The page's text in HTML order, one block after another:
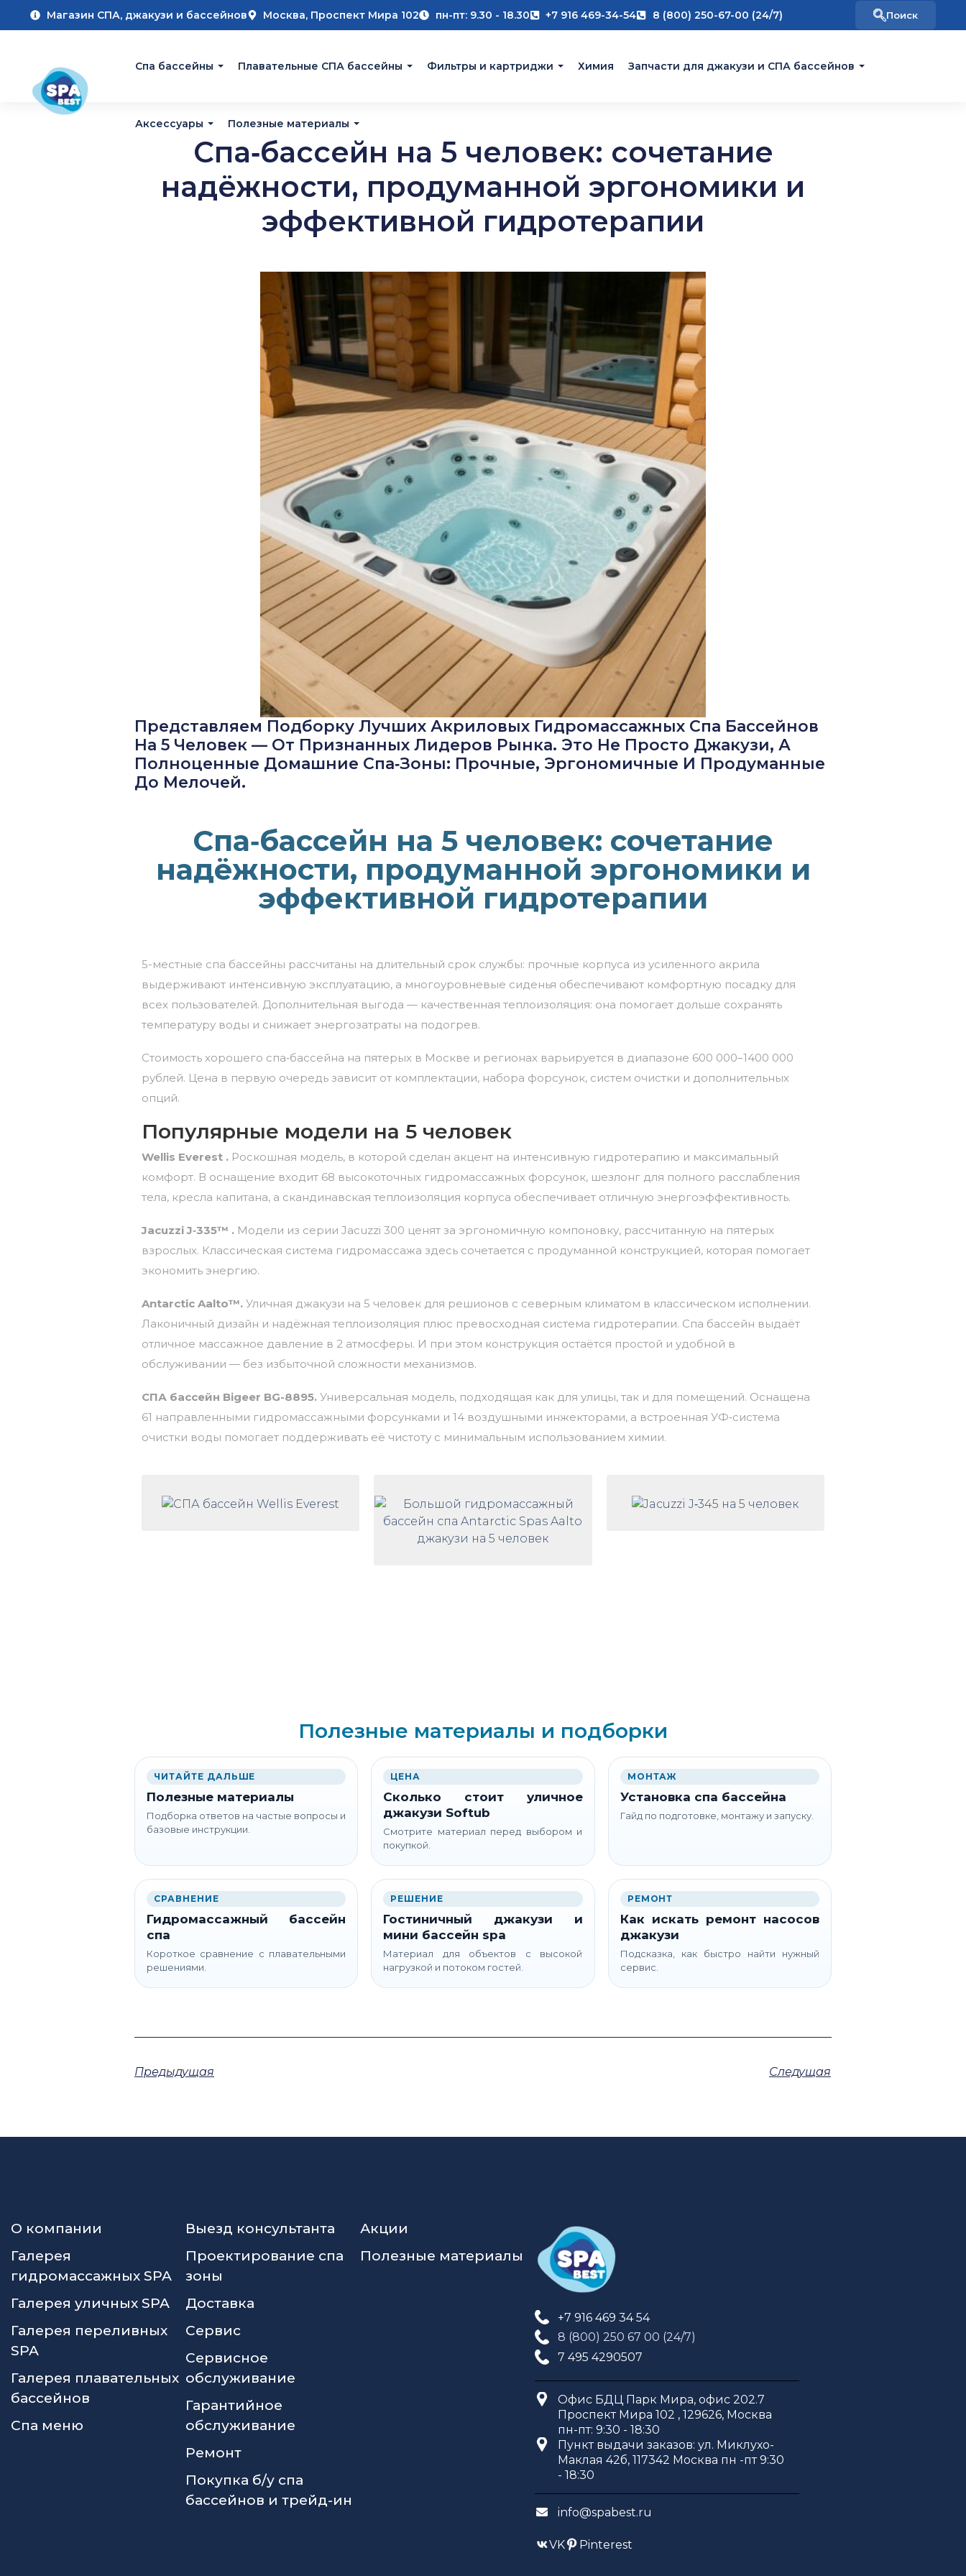
Магазин СПА, джакузи и бассейнов Москва, Проспект Мира 102 пн-пт: 9.30 - 18.30 +7 916 469-34-54 8 (800) 250-67-00 (24/7)
Cпа бассейны Плавательные СПА бассейны Фильтры и картриджи Химия Запчасти для джакузи и СПА бассейнов
Аксессуары Полезные материалы
Спа‑бассейн на 5 человек: сочетание
надёжности, продуманной эргономики и
эффективной гидротерапии
Представляем Подборку Лучших Акриловых Гидромассажных Спа Бассейнов
На 5 Человек — От Признанных Лидеров Рынка. Это Не Просто Джакузи, А
Полноценные Домашние Спа‑зоны: Прочные, Эргономичные И Продуманные
До Мелочей.
Спа‑бассейн на 5 человек: сочетание
надёжности, продуманной эргономики и
эффективной гидротерапии
5-местные спа бассейны рассчитаны на длительный срок службы: прочные корпуса из усиленного акрила
выдерживают интенсивную эксплуатацию, а многоуровневые сиденья обеспечивают комфортную посадку для
всех пользователей. Дополнительная выгода — качественная теплоизоляция: она помогает дольше сохранять
температуру воды и снижает энергозатраты на подогрев.
Стоимость хорошего спа‑бассейна на пятерых в Москве и регионах варьируется в диапазоне 600 000–1400 000
рублей. Цена в первую очередь зависит от комплектации, набора форсунок, систем очистки и дополнительных
опций.
Популярные модели на 5 человек
Wellis Everest . Роскошная модель, в которой сделан акцент на интенсивную гидротерапию и максимальный
комфорт. В оснащение входит 68 высокоточных гидромассажных форсунок, шезлонг для полного расслабления
тела, кресла капитана, а скандинавская теплоизоляция корпуса обеспечивает отличную энергоэффективность.
JacuzziJ‑335™ . Модели из серии Jacuzzi 300 ценят за эргономичную компоновку, рассчитанную на пятерых
взрослых. Классическая система гидромассажа здесь сочетается с продуманной конструкцией, которая помогает
экономить энергию.
Antarctic Aalto™. Уличная джакузи на 5 человек для решионов с северным климатом в классическом исполнении.
Лаконичный дизайн и надёжная теплоизоляция плюс превосходная система гидротерапии. Спа бассейн выдаёт
отличное массажное давление в 2 атмосферы. И при этом конструкция остаётся простой и удобной в
обслуживании — без избыточной сложности механизмов.
СПА бассейн Bigeer BG-8895. Универсальная модель, подходящая как для улицы, так и для помещений. Оснащена
61 направленными гидромассажными форсунками и 14 воздушными инжекторами, а встроенная УФ‑система
очистки воды помогает поддерживать её чистоту с минимальным использованием химии.
Полезные материалы и подборки
ЧИТАЙТЕ ДАЛЬШЕ
Полезные материалы
Подборка ответов на частые вопросы и
базовые инструкции.
ЦЕНА
Сколько стоит уличное
джакузи Softub
Смотрите материал перед выбором и
покупкой.
МОНТАЖ
Установка спа бассейна
Гайд по подготовке, монтажу и запуску.
СРАВНЕНИЕ
Гидромассажный бассейн
спа
Короткое сравнение с плавательными
решениями.
РЕШЕНИЕ
Гостиничный джакузи и
мини бассейн spa
Материал для объектов с высокой
нагрузкой и потоком гостей.
РЕМОНТ
Как искать ремонт насосов
джакузи
Подсказка, как быстро найти нужный
сервис.
Предыдущая Следущая
О компании
Галерея
гидромассажных SPA
Галерея уличных SPA
Галерея переливных
SPA
Галерея плавательных
бассейнов
Спа меню
Выезд консультанта
Проектирование спа
зоны
Доставка
Сервис
Сервисное
обслуживание
Гарантийное
обслуживание
Ремонт
Покупка б/у спа
бассейнов и трейд-ин
Акции
Полезные материалы
+7 916 469 34 54
8 (800) 250 67 00 (24/7)
7 495 4290507
Офис БДЦ Парк Мира, офис 202.7
Проспект Мира 102 , 129626, Москва
пн-пт: 9:30 - 18:30
Пункт выдачи заказов: ул. Миклухо-
Маклая 42б, 117342 Москва пн -пт 9:30
- 18:30
info@spabest.ru
VK Pinterest